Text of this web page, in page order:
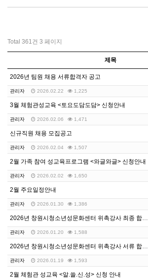
Total 361건 3 페이지
제목
2026년 팀원 채용 서류합격자 공고
관리자 2026.02.22 1,225
3월 체험관성교육 <토요도담도담> 신청안내
관리자 2026.02.06 1,471
신규직원 채용 모집공고
관리자 2026.02.04 1,507
2월 가족 참여 성교육프로그램 <와글와글> 신청안내
관리자 2026.02.02 1,650
2월 주요일정안내
관리자 2026.01.30 1,386
2026년 창원시청소년성문화센터 위촉강사 최종 합격자 …
관리자 2026.01.20 1,588
2026년 창원시청소년성문화센터 위촉강사 서류 합격자 …
관리자 2026.01.19 1,593
2월 체험관 성교육 <알.쓸.신.성> 신청 안내